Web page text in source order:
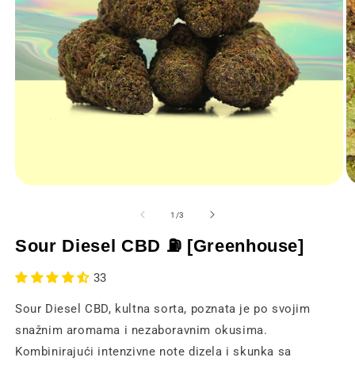
modalnom
prozoru
1 /od
3
Sour Diesel CBD ⛽ [Greenhouse]
33
Sour Diesel CBD, kultna sorta, poznata je po svojim
snažnim aromama i nezaboravnim okusima.
Kombinirajući intenzivne note dizela i skunka sa